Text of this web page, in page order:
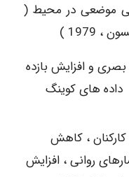
موضعی در محیط (
)
و افزایش بازده
های کوینگ
، کاهش
روانی ، افزایش